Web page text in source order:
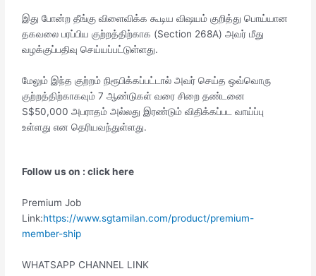
இது போன்ற தீங்கு விளைவிக்க கூடிய விஷயம் குறித்து பொய்யான
தகவலை பரப்பிய குற்றத்திற்காக (Section 268A) அவர் மீது
வழக்குப்பதிவு செய்யப்பட்டுள்ளது.
மேலும் இந்த குற்றம் நிரூபிக்கப்பட்டால் அவர் செய்த ஒவ்வொரு
குற்றத்திற்காகவும் 7 ஆண்டுகள் வரை சிறை தண்டனை
S$50,000 அபராதம் அல்லது இரண்டும் விதிக்கப்பட வாய்ப்பு
உள்ளது என தெரியவந்துள்ளது.
Follow us on : click here
Premium Job
Link:https://www.sgtamilan.com/product/premium-
member-ship
WHATSAPP CHANNEL LINK